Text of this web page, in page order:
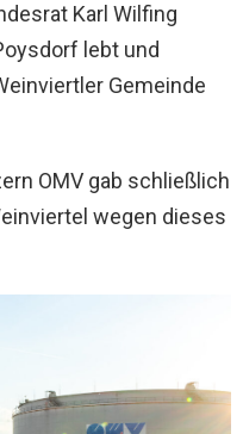
Karl Wilfing
lebt und
Gemeinde
OMV gab schließlich
wegen dieses